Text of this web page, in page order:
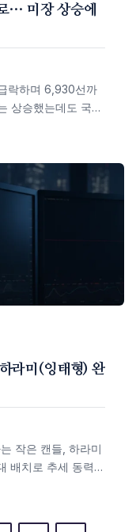
… 미장 상승에
락하며 6,930선까
상승했는데도 국내
라미(잉태형) 완
작은 캔들, 하라미
배치로 추세 동력이
인 차트로 정리했습